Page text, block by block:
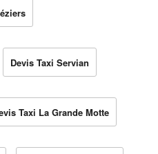
Devis Taxi Servian
Taxi La Grande Motte